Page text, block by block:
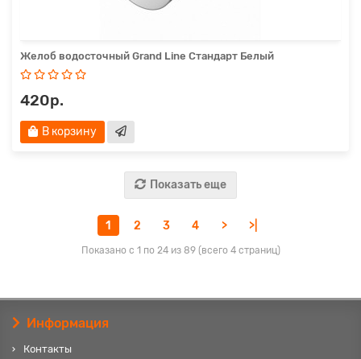
Желоб водосточный Grand Line Стандарт Белый
420р.
В корзину
Показать еще
1 2 3 4 > >|
Показано с 1 по 24 из 89 (всего 4 страниц)
Информация
Контакты